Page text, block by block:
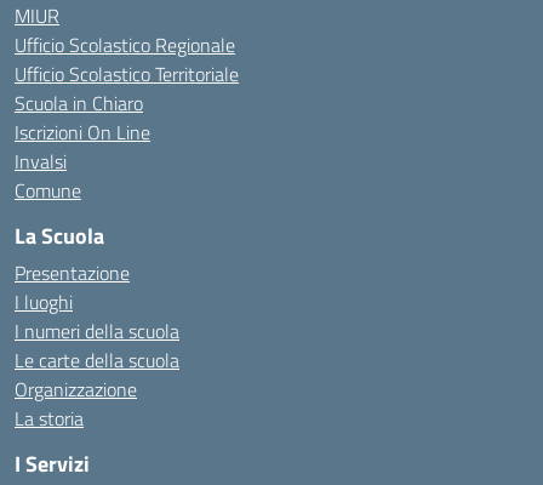
MIUR
Ufficio Scolastico Regionale
Ufficio Scolastico Territoriale
Scuola in Chiaro
Iscrizioni On Line
Invalsi
Comune
La Scuola
Presentazione
I luoghi
I numeri della scuola
Le carte della scuola
Organizzazione
La storia
I Servizi